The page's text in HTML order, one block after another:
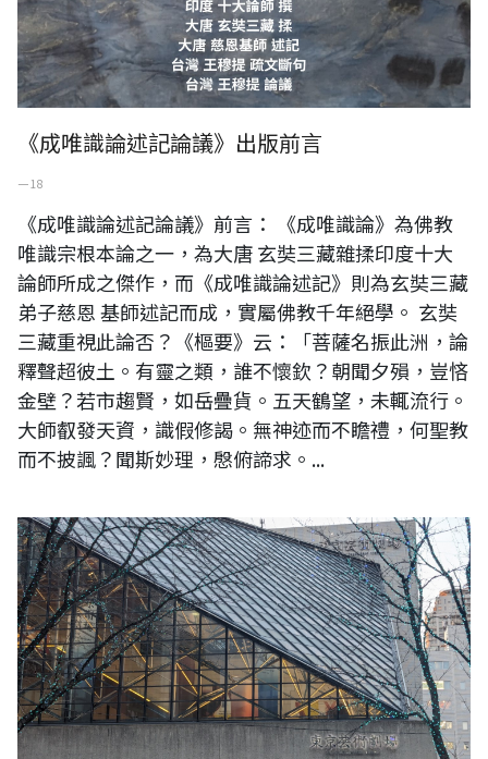
《成唯識論述記論議》出版前言
一 18
《成唯識論述記論議》前言： 《成唯識論》為佛教
唯識宗根本論之一，為大唐 玄奘三藏雜揉印度十大
論師所成之傑作，而《成唯識論述記》則為玄奘三藏
弟子慈恩 基師述記而成，實屬佛教千年絕學。 玄奘
三藏重視此論否？《樞要》云：「菩薩名振此洲，論
釋聲超彼土。有靈之類，誰不懷欽？朝聞夕殞，豈悋
金壁？若市趨賢，如岳疊貨。五天鶴望，未輒流行。
大師叡發天資，識假修謁。無神迹而不瞻禮，何聖教
而不披諷？聞斯妙理，慇俯諦求。...
日本東京朝鮮中高級学校美術部展略記